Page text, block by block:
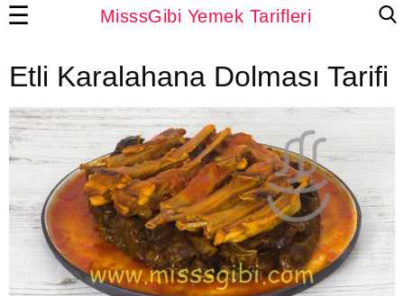
MisssGibi Yemek Tarifleri
☰
Etli Karalahana Dolması Tarifi